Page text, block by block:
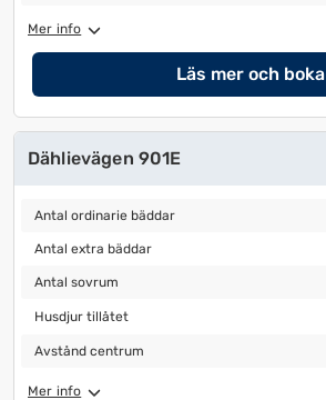
Mer info
Läs mer och boka
Dählievägen 901E
Antal ordinarie bäddar
Antal ordinarie bäddar
Antal extra bäddar
Antal extra bäddar
Antal sovrum
Antal sovrum
Husdjur tillåtet
Husdjur tillåtet
Avstånd centrum
Avstånd centrum
Mer info